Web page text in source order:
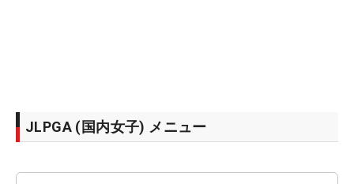
JLPGA (国内女子) メニュー